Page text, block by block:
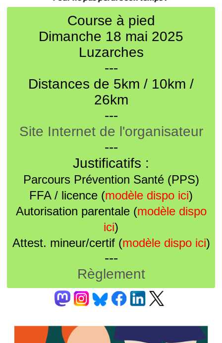
Course à pied
Dimanche 18 mai 2025
Luzarches
---
Distances de 5km / 10km /
26km
---
Site Internet de l'organisateur
---
Justificatifs :
Parcours Prévention Santé (PPS)
FFA / licence (modèle dispo ici)
Autorisation parentale (modèle dispo
ici)
Attest. mineur/certif (modèle dispo ici)
---
Règlement